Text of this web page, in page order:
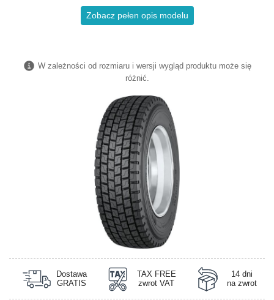
Zobacz pełen opis modelu
W zależności od rozmiaru i wersji wygląd produktu może się
różnić.
Dostawa
GRATIS
TAX FREE
zwrot VAT
14 dni
na zwrot